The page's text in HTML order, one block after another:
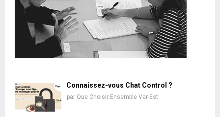
Connaissez-vous Chat Control ?
par Que Choisir Ensemble Var-Est